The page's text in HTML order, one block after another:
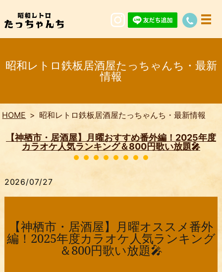
昭和レトロ鉄板居酒屋たっちゃんち・最新
情報
HOME 昭和レトロ鉄板居酒屋たっちゃんち・最新情報
【神栖市・居酒屋】月曜おすすめ番外編！2025年度
カラオケ人気ランキング＆800円歌い放題🎤
2026/07/27
【神栖市・居酒屋】月曜オススメ番外
編！2025年度カラオケ人気ランキング
＆800円歌い放題🎤